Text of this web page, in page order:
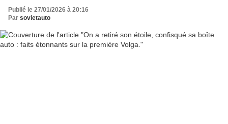
Publié le 27/01/2026 à 20:16
Par sovietauto